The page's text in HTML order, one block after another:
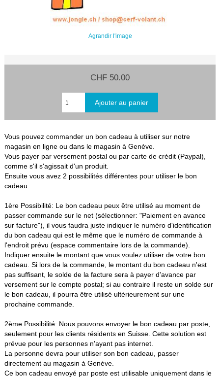
Agrandir l'image
CHF 50.00
Vous pouvez commander un bon cadeau à utiliser sur notre
magasin en ligne ou dans le magasin à Genève.
Vous payer par versement postal ou par carte de crédit (Paypal),
comme s'il s'agissait d'un produit.
Ensuite vous avez 2 possibilités différentes pour utiliser le bon
cadeau.
1ère Possibilité: Le bon cadeau peux être utilisé au moment de
passer commande sur le net (sélectionner: "Paiement en avance
sur facture"), il vous faudra juste indiquer le numéro d'identification
du bon cadeau qui est le même que le numéro de commande à
l'endroit prévu (espace commentaire lors de la commande).
Indiquer ensuite le montant que vous voulez utiliser de votre bon
cadeau. Si lors de la commande, le montant du bon cadeau n'est
pas suffisant, le solde de la facture sera à payer d'avance par
versement sur le compte postal; si au contraire il reste un solde sur
le bon cadeau, il pourra être utilisé ultérieurement sur une
prochaine commande.
2ème Possibilité: Nous pouvons envoyer le bon cadeau par poste,
seulement pour les clients résidents en Suisse. Cette solution est
prévue pour les personnes n'ayant pas internet.
La personne devra pour utiliser son bon cadeau, passer
directement au magasin à Genève.
Ce bon cadeau envoyé par poste est utilisable uniquement dans le